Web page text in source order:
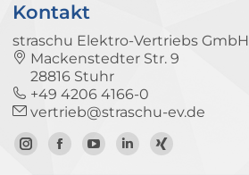
Kontakt
straschu Elektro-Vertriebs GmbH
Mackenstedter Str. 9
28816 Stuhr
+49 4206 4166-0
vertrieb@straschu-ev.de
ZumZur
ZumZumZum